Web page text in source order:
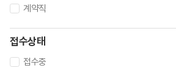
계약직
접수상태
접수중